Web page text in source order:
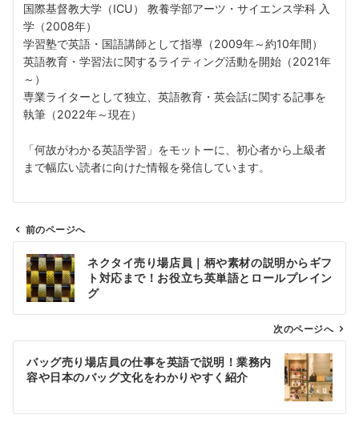
国際基督教大学（ICU） 教養学部アーツ・サイエンス学科 入
学（2008年）
学習塾で英語・国語講師として指導（2009年～約10年間）
英語教育・学習法に関するライティング活動を開始（2021年
～）
専業ライターとして独立、英語教育・英会話に関する記事を
執筆（2022年～現在）
「何故がわかる英語学習」をモットーに、初心者から上級者
まで幅広い読者に向けた情報を発信しています。
ン
前のページへ
ネクタイ売り場店員｜柄や素材の説明からギフ
ト対応まで！お役立ち英単語とロールプレイン
グ
次のページへ
バッグ売り場店員の仕事を英語で説明！業務内
容や日本のバッグ文化をわかりやすく紹介